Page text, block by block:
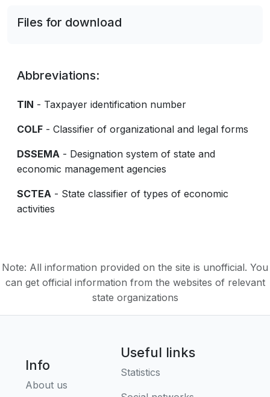
Files for download
Abbreviations:
TIN - Taxpayer identification number
COLF - Classifier of organizational and legal forms
DSSEMA - Designation system of state and
economic management agencies
SCTEA - State classifier of types of economic
activities
Note: All information provided on the site is unofficial. You
can get official information from the websites of relevant
state organizations
Info
About us
Useful links
Statistics